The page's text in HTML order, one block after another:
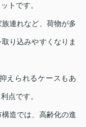
トです。
連れなど、荷物が多
り込みやすくなりま
えられるケースもあ
点です。
造では、高齢化の進